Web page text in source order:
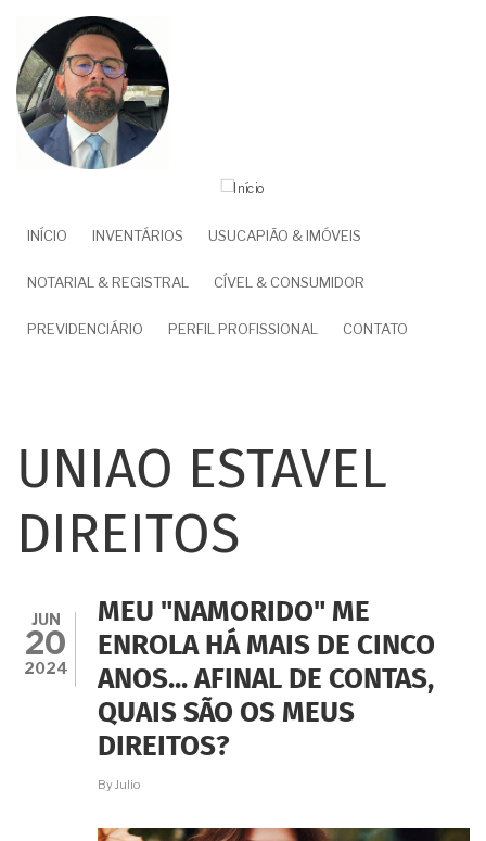
para
conteúdo
principal
NAVEGAÇÃO
INÍCIO INVENTÁRIOS USUCAPIÃO & IMÓVEIS
NOTARIAL & REGISTRAL CÍVEL & CONSUMIDOR
PREVIDENCIÁRIO PERFIL PROFISSIONAL CONTATO
UNIAO ESTAVEL
DIREITOS
JUN
20
2024
MEU "NAMORIDO" ME
ENROLA HÁ MAIS DE CINCO
ANOS... AFINAL DE CONTAS,
QUAIS SÃO OS MEUS
DIREITOS?
By Julio